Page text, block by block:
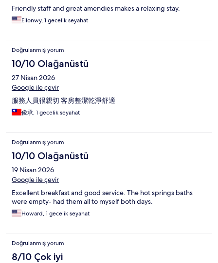
Friendly staff and great amendies makes a relaxing stay.
Eilonwy, 1 gecelik seyahat
Doğrulanmış yorum
10/10 Olağanüstü
27 Nisan 2026
Google ile çevir
服務人員很親切 客房整潔乾淨舒適
俊承, 1 gecelik seyahat
Doğrulanmış yorum
10/10 Olağanüstü
19 Nisan 2026
Google ile çevir
Excellent breakfast and good service. The hot springs baths
were empty- had them all to myself both days.
Howard, 1 gecelik seyahat
Doğrulanmış yorum
8/10 Çok iyi